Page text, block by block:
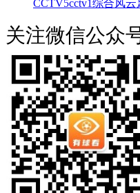
CCTV5cctv1综合风云
关注微信公众